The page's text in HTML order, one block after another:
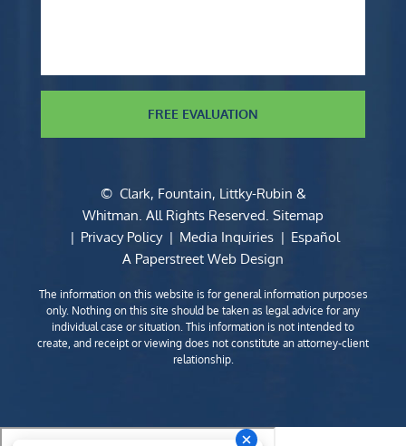
FREE EVALUATION
© Clark, Fountain, Littky-Rubin &
Whitman. All Rights Reserved. Sitemap
Privacy Policy
Media Inquiries
Español
A Paperstreet Web Design
The information on this website is for general information purposes
only. Nothing on this site should be taken as legal advice for any
individual case or situation. This information is not intended to
create, and receipt or viewing does not constitute an attorney-client
relationship.